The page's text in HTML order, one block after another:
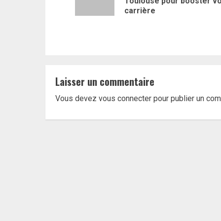
carrière
Laisser un commentaire
Vous devez vous connecter pour publier un